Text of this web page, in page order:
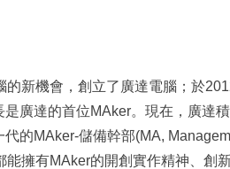
新機會，創立了廣達電腦；於
廣達的首位MAker。現在，廣達
的MAker-儲備幹部(MA,
擁有MAker的開創實作精神、創